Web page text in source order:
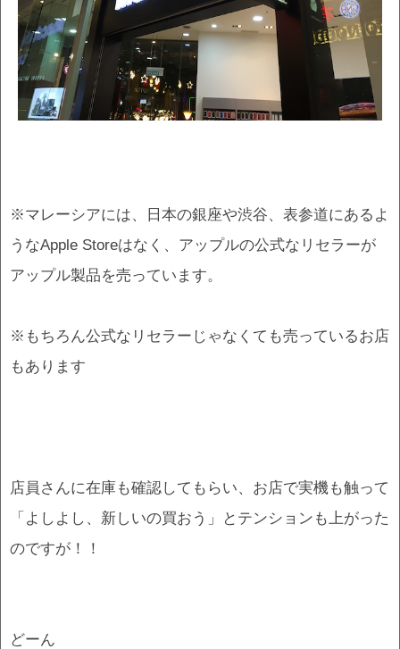
※マレーシアには、日本の銀座や渋谷、表参道にあるよ
うなApple Storeはなく、アップルの公式なリセラーが
アップル製品を売っています。
※もちろん公式なリセラーじゃなくても売っているお店
もあります
店員さんに在庫も確認してもらい、お店で実機も触って
「よしよし、新しいの買おう」とテンションも上がった
のですが！！
どーん